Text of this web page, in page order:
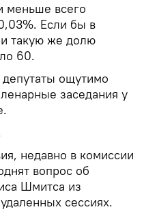
меньше всего
Если бы в
такую же долю
60.
ощутимо
заседания у
недавно в комиссии
вопрос об
Шмитса из
сессиях.